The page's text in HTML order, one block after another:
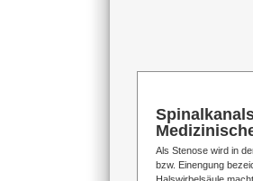
Als Stenose wird in
bzw. Einengung